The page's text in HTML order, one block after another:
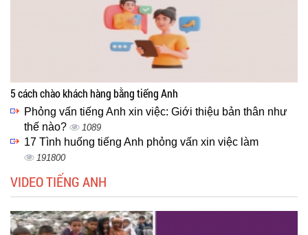
5 cách chào khách hàng bằng tiếng Anh
Phỏng vấn tiếng Anh xin việc: Giới thiệu bản thân như
thế nào?
1089
17 Tình huống tiếng Anh phỏng vấn xin việc làm
191800
VIDEO TIẾNG ANH